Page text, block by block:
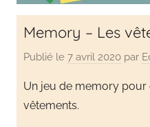
Memory – Les
Publié le 7 avril 2020 par
Un jeu de memory
vêtements.